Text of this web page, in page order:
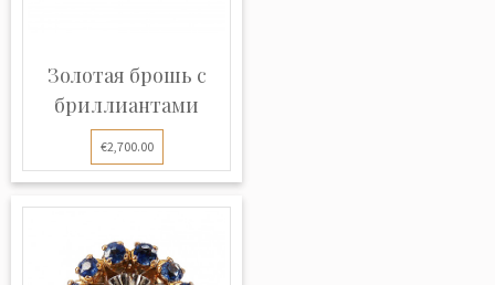
Золотая брошь с
бриллиантами
€2,700.00